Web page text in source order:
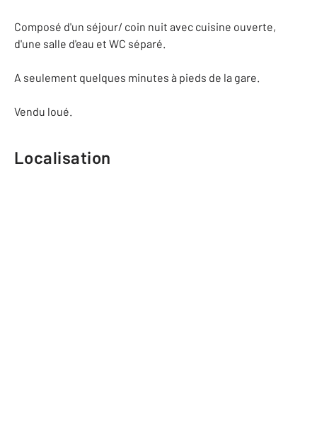
Composé d'un séjour/ coin nuit avec cuisine ouverte,
d'une salle d'eau et WC séparé.
A seulement quelques minutes à pieds de la gare.
Vendu loué.
Localisation